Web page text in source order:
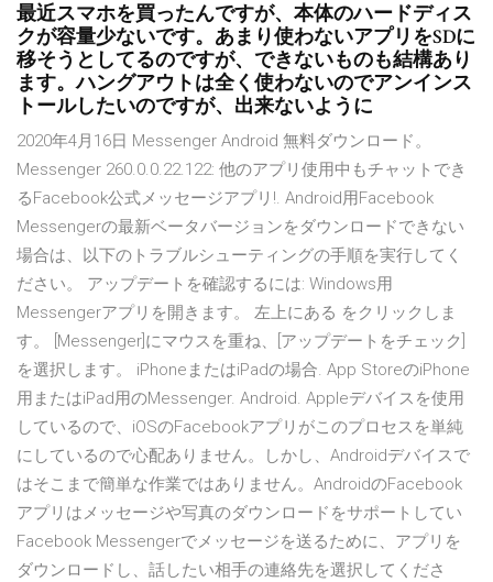
最近スマホを買ったんですが、本体のハードディス
クが容量少ないです。あまり使わないアプリをSDに
移そうとしてるのですが、できないものも結構あり
ます。ハングアウトは全く使わないのでアンインス
トールしたいのですが、出来ないように
2020年4月16日 Messenger Android 無料ダウンロード。
Messenger 260.0.0.22.122: 他のアプリ使用中もチャットでき
るFacebook公式メッセージアプリ!. Android用Facebook
Messengerの最新ベータバージョンをダウンロードできない
場合は、以下のトラブルシューティングの手順を実行してく
ださい。 アップデートを確認するには: Windows用
Messengerアプリを開きます。 左上にある をクリックしま
す。 [Messenger]にマウスを重ね、[アップデートをチェック]
を選択します。 iPhoneまたはiPadの場合. App StoreのiPhone
用またはiPad用のMessenger. Android. Appleデバイスを使用
しているので、iOSのFacebookアプリがこのプロセスを単純
にしているので心配ありません。しかし、Androidデバイスで
はそこまで簡単な作業ではありません。AndroidのFacebook
アプリはメッセージや写真のダウンロードをサポートしてい
Facebook Messengerでメッセージを送るために、アプリを
ダウンロードし、話したい相手の連絡先を選択してくださ